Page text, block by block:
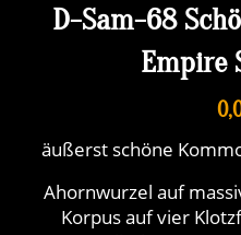
D-Sam-68
Empire
äußerst schöne
Ahornwurzel auf
Korpus auf vier